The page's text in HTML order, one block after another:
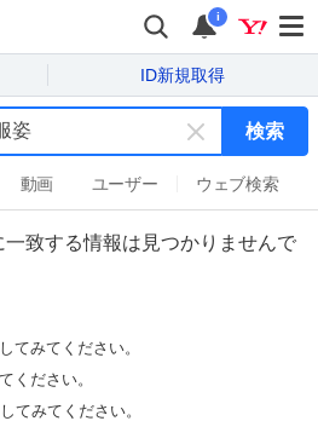
i
ID新規取得
キ
ー
ワ
ー
ド
検索
動画 ユーザー ウェブ検索
一致する情報は見つかりませんで
てみてください。
ください。
てみてください。